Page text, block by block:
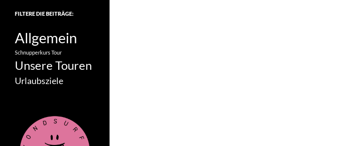
FILTERE DIE BEITRÄGE:
Allgemein
SchnupperkursTour
Unsere Touren
Urlaubsziele